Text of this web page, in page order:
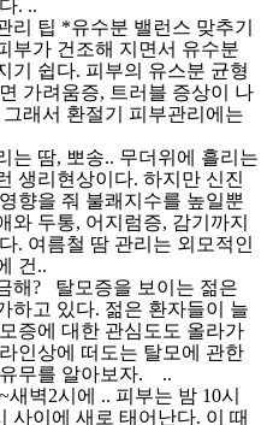
. ..
리 팁 *유수분 밸런스 맞추기
부가 건조해 지면서 유수분
기 쉽다. 피부의 유스분 균형
가려움증, 트러블 증상이 나
래서 환절기 피부관리에는
는 땀, 뽀송.. 무더위에 흘리는
생리현상이다. 하지만 신진
향을 줘 불쾌지수를 높일뿐
와 두통, 어지럼증, 감기까지
. 여름철 땀 관리는 외모적인
건..
해?
탈모증을 보이는 젊은
하고 있다. 젊은 환자들이 늘
증에 대한 관심도도 올라가
인상에 떠도는 탈모에 관한
무를 알아보자. ..
새벽2시에 .. 피부는 밤 10시
사이에 새로 태어난다. 이 때